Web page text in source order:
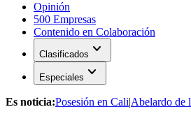
Opinión
500 Empresas
Contenido en Colaboración
Clasificados expand_more
Especiales expand_more
Es noticia:Posesión en Cali|Abelardo de